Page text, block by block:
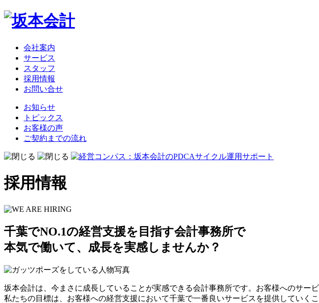
会社案内
サービス
スタッフ
採用情報
お問い合せ
お知らせ
トピックス
お客様の声
ご契約までの流れ
採用情報
千葉でNO.1の経営支援を目指す会計事務所で
本気で働いて、成長を実感しませんか？
坂本会計は、今まさに成長していることが実感できる会計事務所です。お客様へのサー
私たちの目標は、お客様への経営支援において千葉で一番良いサービスを提供してい